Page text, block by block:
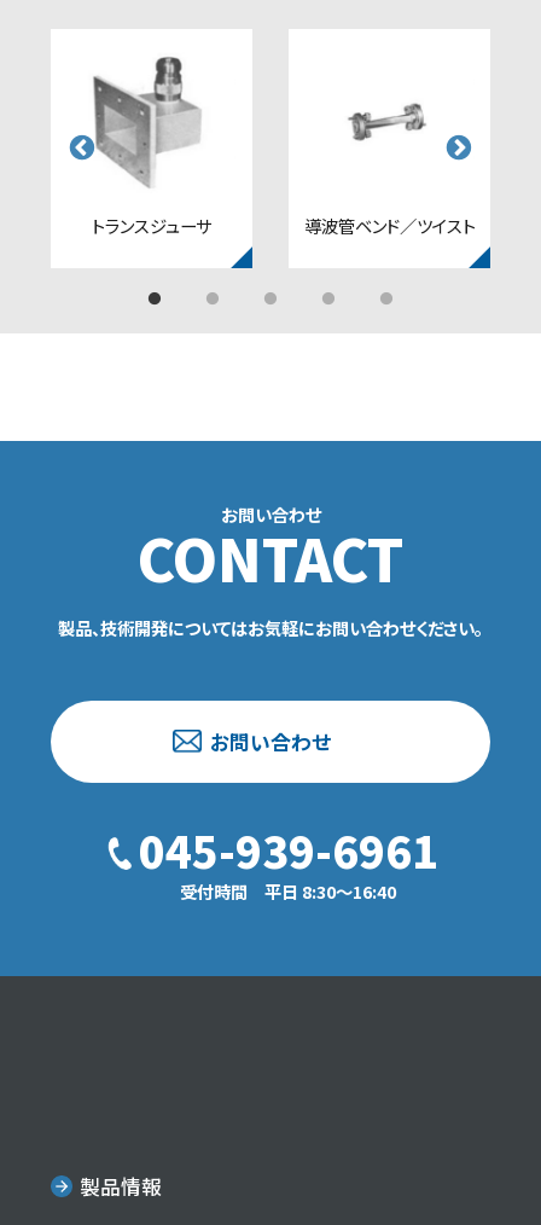
トランスジューサ 導波管ベンド／ツイスト
お問い合わせ
CONTACT
製品、技術開発についてはお気軽にお問い合わせください。
お問い合わせ
045-939-6961
受付時間 平日 8:30〜16:40
製品情報